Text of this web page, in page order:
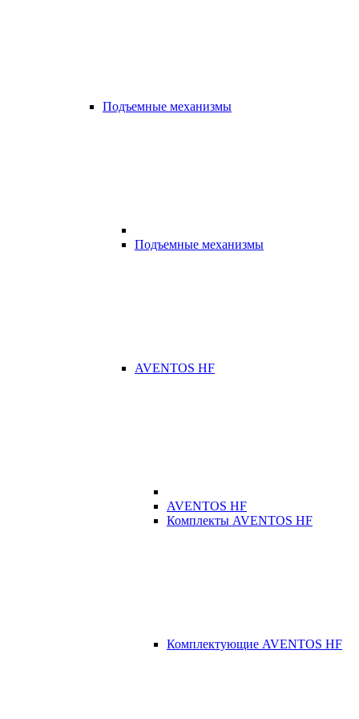
Подъемные механизмы
Подъемные механизмы
AVENTOS HF
AVENTOS HF
Комплекты AVENTOS HF
Комплектующие AVENTOS HF